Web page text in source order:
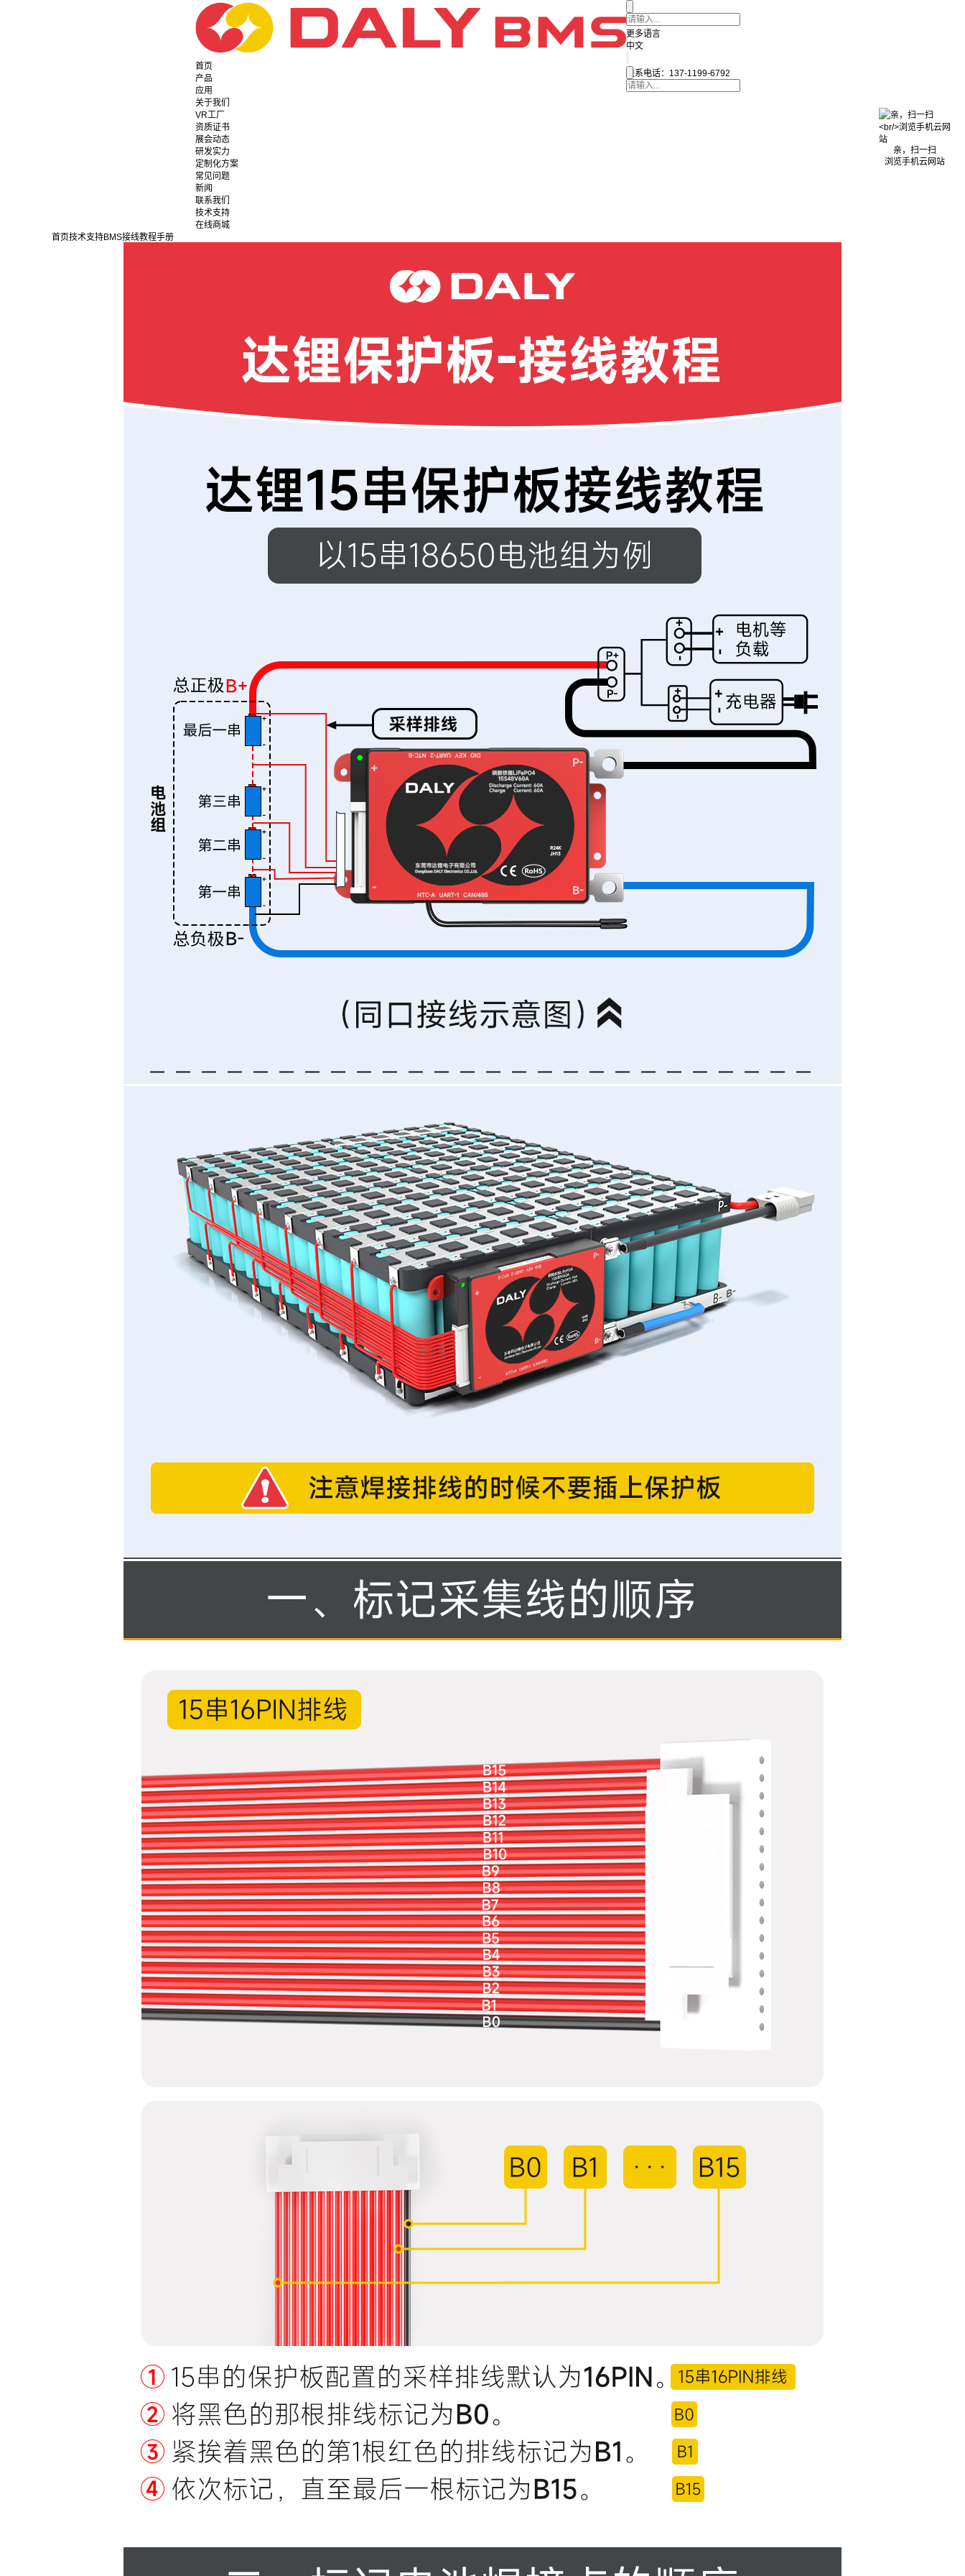
首页
产品
应用
关于我们
VR工厂
资质证书
展会动态
研发实力
定制化方案
常见问题
新闻
联系我们
技术支持
在线商城
更多语言
中文
联系电话：137-1199-6792
首页技术支持BMS接线教程手册
亲，扫一扫
浏览手机云网站